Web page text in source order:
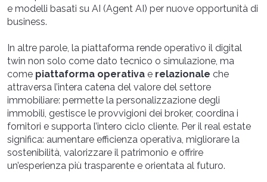
e modelli basati su AI (Agent AI) per nuove opportunità di
business.
In altre parole, la piattaforma rende operativo il digital
twin non solo come dato tecnico o simulazione, ma
come piattaforma operativa e relazionale che
attraversa l’intera catena del valore del settore
immobiliare: permette la personalizzazione degli
immobili, gestisce le provvigioni dei broker, coordina i
fornitori e supporta l’intero ciclo cliente. Per il real estate
significa: aumentare efficienza operativa, migliorare la
sostenibilità, valorizzare il patrimonio e offrire
un’esperienza più trasparente e orientata al futuro.